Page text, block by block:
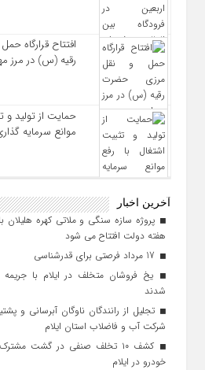
افتتاح قرارگاه
رقیه (س) در مرز
حمایت از تولید و
موانع سرمایه‌
آخرین اخبار
هفته دولت افتتاح می شود
یخ‌ فروشان متخلف در ایلام با
شدند
شرکت آب و فاضلاب استان ایلام
کشف ۱۰ تخلف صنفی در گشت
خودرو در ایلام